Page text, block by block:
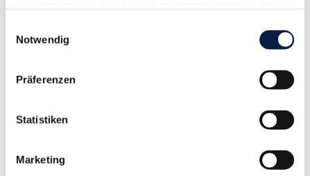
gesammelt haben.
Notwendig
Präferenzen
Statistiken
Marketing
Definition, Auflistung und Beschreibung der wichtigsten
Langtext
empfehlen
Pauschalentgelt für Zeitungsabonnement und
Januar 2019